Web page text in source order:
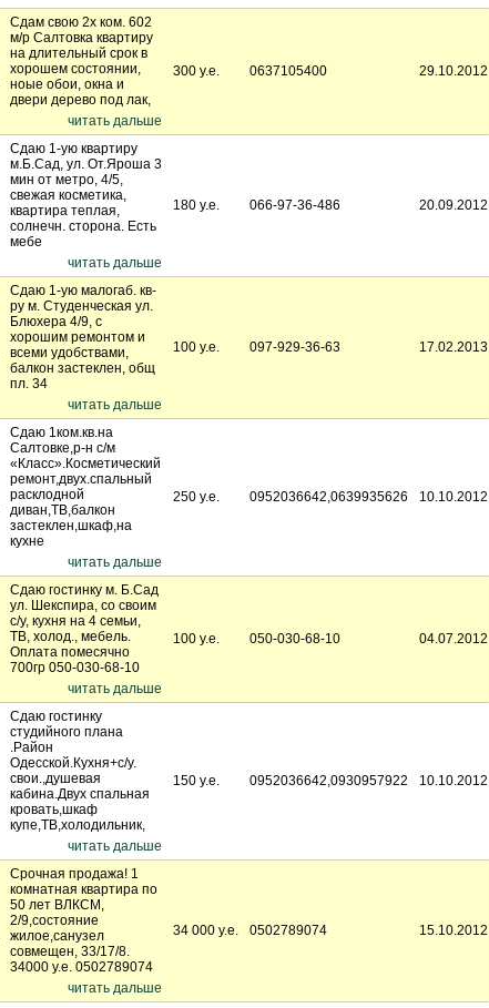
Сдам свою 2х ком. 602
м/р Салтовка квартиру
на длительный срок в
хорошем состоянии,
ноые обои, окна и
двери дерево под лак,
читать дальше
300 у.е. 0637105400 29.10.2012
Сдаю 1-ую квартиру
м.Б.Сад, ул. От.Яроша 3
мин от метро, 4/5,
свежая косметика,
квартира теплая,
солнечн. сторона. Есть
мебе
читать дальше
180 у.е. 066-97-36-486 20.09.2012
Сдаю 1-ую малогаб. кв-
ру м. Студенческая ул.
Блюхера 4/9, с
хорошим ремонтом и
всеми удобствами,
балкон застеклен, общ
пл. 34
читать дальше
100 у.е. 097-929-36-63 17.02.2013
Сдаю 1ком.кв.на
Салтовке,р-н с/м
«Класс».Косметический
ремонт,двух.спальный
расклодной
диван,ТВ,балкон
застеклен,шкаф,на
кухне
читать дальше
250 у.е. 0952036642,0639935626 10.10.2012
Сдаю гостинку м. Б.Сад
ул. Шекспира, со своим
с/у, кухня на 4 семьи,
ТВ, холод., мебель.
Оплата помесячно
700гр 050-030-68-10
читать дальше
100 у.е. 050-030-68-10 04.07.2012
Сдаю гостинку
студийного плана
.Район
Одесской.Кухня+с/у.
свои.,душевая
кабина.Двух спальная
кровать,шкаф
купе,ТВ,холодильник,
читать дальше
150 у.е. 0952036642,0930957922 10.10.2012
Срочная продажа! 1
комнатная квартира по
50 лет ВЛКСМ,
2/9,состояние
жилое,санузел
совмещен, 33/17/8.
34000 у.е. 0502789074
читать дальше
34 000 у.е. 0502789074 15.10.2012